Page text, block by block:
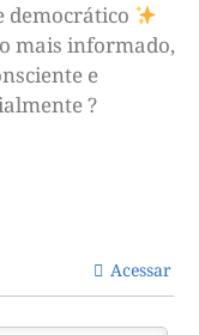
democrático
mais informado,
e
?
Acessar